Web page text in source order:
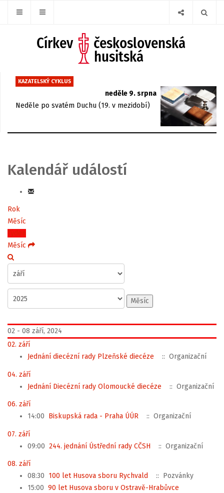
KAZATELSKÝ CYKLUS
neděle 9. srpna
Neděle po svatém Duchu (19. v mezidobí)
Kalendář událostí
Rok
Měsíc
Týden
Měsíc
Měsíc
02 - 08 září, 2024
02. září
Jednání diecézní rady Plzeňské diecéze
:: Organizační
04. září
Jednání Diecézní rady Olomoucké diecéze
:: Organizační
06. září
14:00 Biskupská rada - Praha ÚÚR :: Organizační
07. září
09:00 244. jednání Ústřední rady CČSH :: Organizační
08. září
08:30 100 let Husova sboru Rychvald
:: Pozvánky
15:00 90 let Husova sboru v Ostravě-Hrabůvce